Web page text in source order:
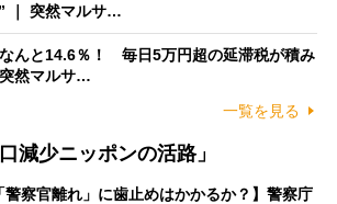
｜ 突然マルサ…
なんと14.6％！ 毎日5万円超の延滞税が積み
突然マルサ…
一覧を見る
減少ニッポンの活路」
警察官離れ」に歯止めはかかるか？】警察庁